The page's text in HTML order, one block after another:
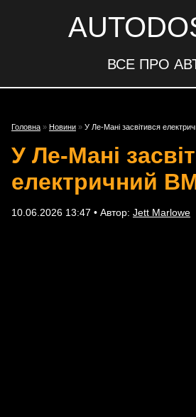
ВСЕ ПРО
Головна » Новини » У Ле-Мані засвітився
У Ле-Мані
електричний
10.06.2026 13:47 • Автор: Jett Marlowe